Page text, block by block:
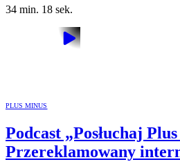
34 min. 18 sek.
PLUS MINUS
Podcast „Posłuchaj
Przereklamowany